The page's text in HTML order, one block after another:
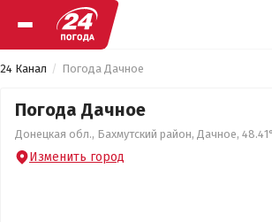
24 Канал Погода Дачное
Погода Дачное
Донецкая обл., Бахмутский район, Дачное,
Изменить город